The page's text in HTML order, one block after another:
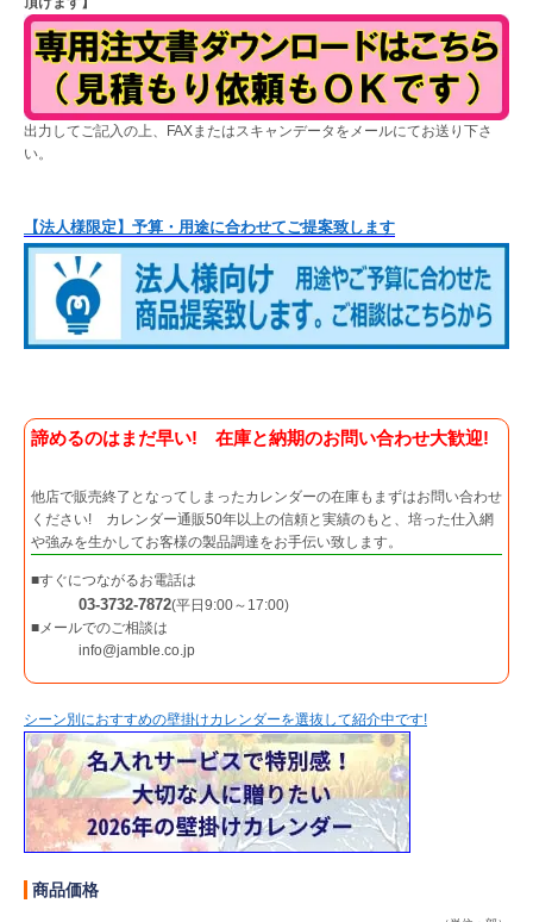
出力してご記入の上、FAXまたはスキャンデータをメールにてお送り下さ
い。
【法人様限定】予算・用途に合わせてご提案致します
諦めるのはまだ早い! 在庫と納期のお問い合わせ大歓迎!
他店で販売終了となってしまったカレンダーの在庫もまずはお問い合わせ
ください! カレンダー通販50年以上の信頼と実績のもと、培った仕入網
や強みを生かしてお客様の製品調達をお手伝い致します。
■すぐにつながるお電話は
03-3732-7872(平日9:00～17:00)
■メールでのご相談は
info@jamble.co.jp
シーン別におすすめの壁掛けカレンダーを選抜して紹介中です!
商品価格